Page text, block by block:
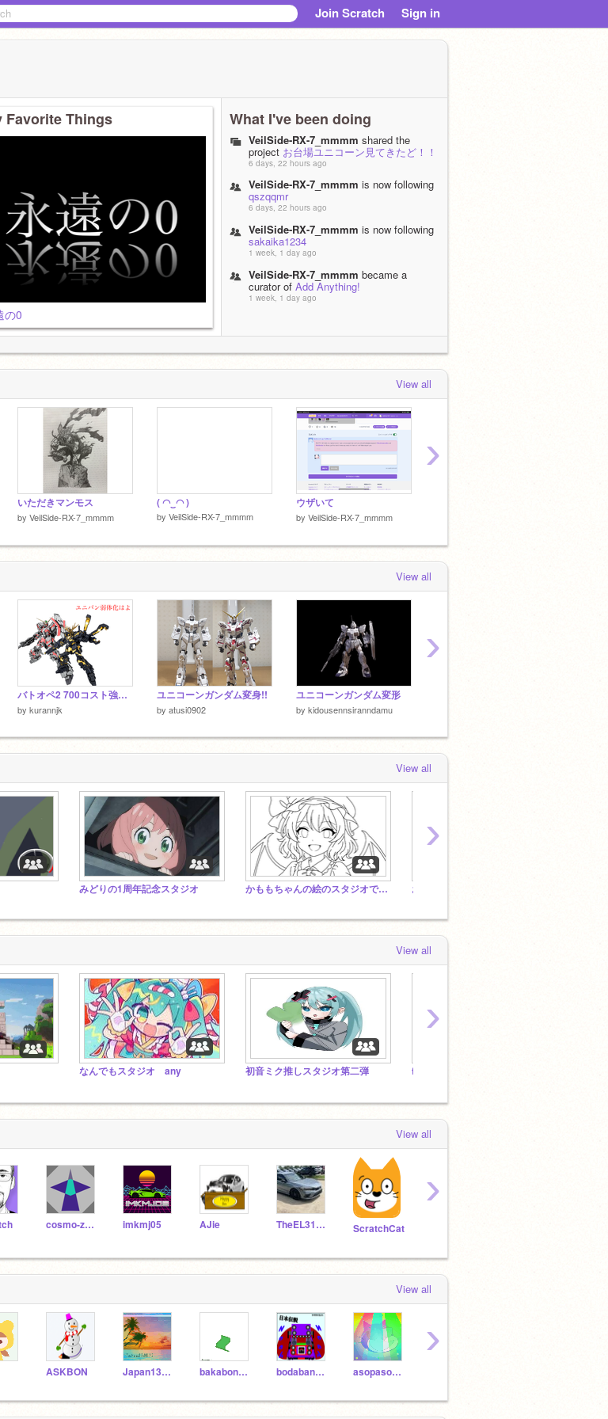
Join Scratch Sign in
Favorite Things
の0
What I've been doing
VeilSide-RX-7_mmmm shared the
project お台場ユニコーン見てきたど！！
6 days, 22 hours ago
VeilSide-RX-7_mmmm is now following
qszqqmr
6 days, 22 hours ago
VeilSide-RX-7_mmmm is now following
sakaika1234
1 week, 1 day ago
VeilSide-RX-7_mmmm became a
curator of Add Anything!
1 week, 1 day ago
View all
いただきマンモス
by VeilSide-RX-7_mmmm
( ◠‿◠ )
by VeilSide-RX-7_mmmm
ウザいて
by VeilSide-RX-7_mmmm
›
View all
バトオペ2 700コスト強襲編
by kurannjk
ユニコーンガンダム変身!!
by atusi0902
ユニコーンガンダム変形
by kidousennsiranndamu
›
View all
みどりの1周年記念スタジオ かももちゃんの絵のスタジオです！ おすすめのゲーム入れて
›
View all
なんでもスタジオ any 初音ミク推しスタジオ第二弾
›
View all
cosmo-zero imkmj05 AJie TheEL31Girl ScratchCat
›
View all
ASKBON Japan130422 bakabonnnpapa bodabankusu asopasomasoto
›